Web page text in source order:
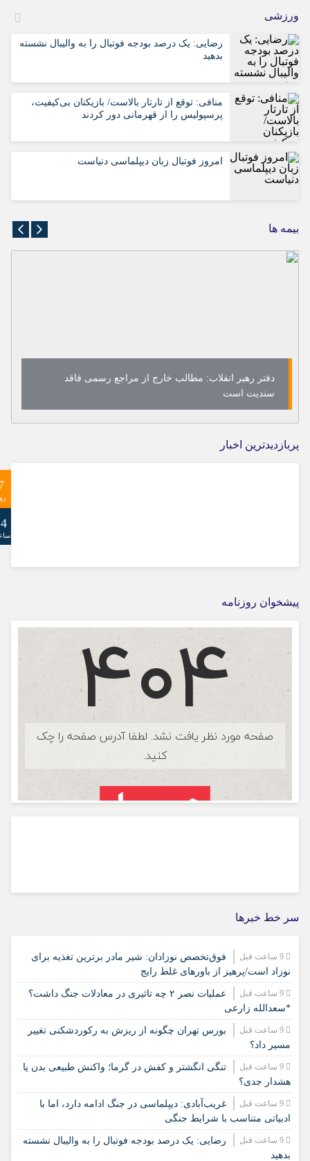
ورزشی
رضایی: یک درصد بودجه فوتبال را به والیبال نشسته
بدهید
منافی: توقع از تارتار بالاست/ بازیکنان بی‌کیفیت،
پرسپولیس را از قهرمانی دور کردند
امروز فوتبال زبان دیپلماسی دنیاست
بیمه ها
دفتر رهبر انقلاب: مطالب خارج از مراجع رسمی فاقد
سندیت است
پربازدیدترین اخبار
پیشخوان روزنامه
سر خط خبرها
فوق‌تخصص نوزادان: شیر مادر برترین تغذیه برای
نوزاد است/پرهیز از باورهای غلط رایج
عملیات نصر ۲ چه تاثیری در معادلات جنگ داشت؟
*سعدالله زارعی
بورس تهران چگونه از ریزش به رکوردشکنی تغییر
مسیر داد؟
تنگی انگشتر و کفش در گرما؛ واکنش طبیعی بدن یا
هشدار جدی؟
غریب‌آبادی: دیپلماسی در جنگ ادامه دارد، اما با
ادبیاتی متناسب با شرایط جنگی
رضایی: یک درصد بودجه فوتبال را به والیبال نشسته
بدهید